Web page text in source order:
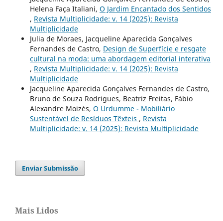
Helena Faça Italiani, O Jardim Encantado dos Sentidos
, Revista Multiplicidade: v. 14 (2025): Revista
Multiplicidade
Julia de Moraes, Jacqueline Aparecida Gonçalves
Fernandes de Castro, Design de Superfície e resgate
cultural na moda: uma abordagem editorial interativa
, Revista Multiplicidade: v. 14 (2025): Revista
Multiplicidade
Jacqueline Aparecida Gonçalves Fernandes de Castro,
Bruno de Souza Rodrigues, Beatriz Freitas, Fábio
Alexandre Moizés, O Urdumme - Mobiliário
Sustentável de Resíduos Têxteis , Revista
Multiplicidade: v. 14 (2025): Revista Multiplicidade
Enviar Submissão
Mais Lidos